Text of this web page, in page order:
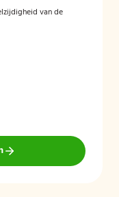
van de